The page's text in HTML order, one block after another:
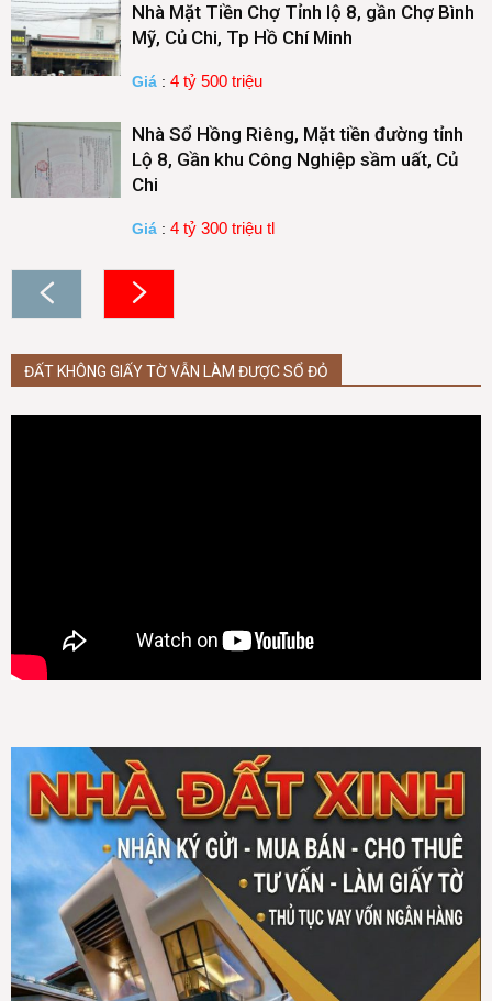
Nhà Mặt Tiền Chợ Tỉnh lộ 8, gần Chợ Bình
Mỹ, Củ Chi, Tp Hồ Chí Minh
Giá : 4 tỷ 500 triệu
Nhà Sổ Hồng Riêng, Mặt tiền đường tỉnh
Lộ 8, Gần khu Công Nghiệp sầm uất, Củ
Chi
Giá : 4 tỷ 300 triệu tl
ĐẤT KHÔNG GIẤY TỜ VẪN LÀM ĐƯỢC SỔ ĐỎ